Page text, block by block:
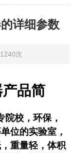
详细参数
次
品简
院校，环保，
位的实验室，
重量轻，体积